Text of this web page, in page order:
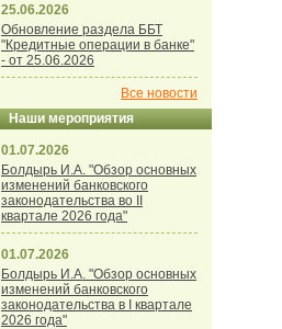
25.06.2026
Обновление раздела ББТ
"Кредитные операции в банке"
- от 25.06.2026
Все новости
Наши мероприятия
01.07.2026
Болдырь И.А. "Обзор основных
изменений банковского
законодательства во II
квартале 2026 года"
01.07.2026
Болдырь И.А. "Обзор основных
изменений банковского
законодательства в I квартале
2026 года"